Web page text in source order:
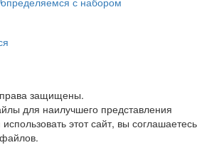
защищены.
для наилучшего представления
этот сайт, вы соглашаетесь